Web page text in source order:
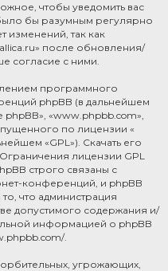
чтобы уведомить вас
бы разумным регулярно
изменений, так как
после обновления/
согласие с ними.
программного
phpBB (в дальнейшем
«www.phpbb.com»,
по лицензии «
«GPL»). Скачать его
лицензии GPL
строго связаны с
конференций, и phpBB
то, что администрация
допустимого содержания и/
информацией о phpBB
.
угрожающих,